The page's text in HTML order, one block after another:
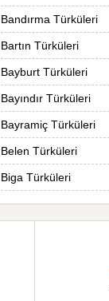
Bandırma Türküleri
Bartın Türküleri
Bayburt Türküleri
Bayındır Türküleri
Bayramiç Türküleri
Belen Türküleri
Biga Türküleri